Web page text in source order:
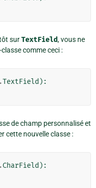
surTextField, vous ne
comme ceci :
.TextField ):
de champ personnalisé et
cette nouvelle classe :
.CharField ):